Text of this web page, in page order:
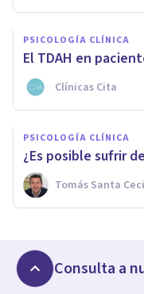
PSICOLOGÍA CLÍNICA
El TDAH en
Clínicas Cita
PSICOLOGÍA CLÍNICA
¿Es posible sufrir
Tomás Santa
Consulta a